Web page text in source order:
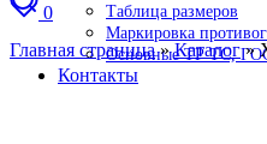
0
Таблица размеров
Маркировка
Основные ТР ТС,
Контакты
Главная страница»Каталог»